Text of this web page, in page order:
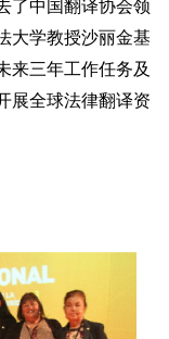
了中国翻译协会领
大学教授沙丽金基
来三年工作任务及
展全球法律翻译资